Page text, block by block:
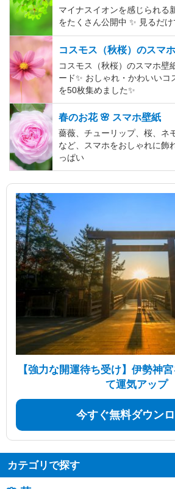
マイナスイオンを感じられる
をたくさん公開中 ✨ 見るだ
コスモス（秋桜）のスマ
コスモス（秋桜）のスマホ壁
ード✨️ おしゃれ・かわいいコ
を50枚集めました✨️
春のお花 🌸 スマホ壁紙
薔薇、チューリップ、桜、ネ
など、スマホをおしゃれに飾
っぱい
【強力な開運待ち受け】伊勢神
て運気アップ
今すぐ無料ダウン
カテゴリで探す